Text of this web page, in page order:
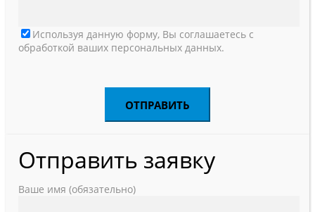
Используя данную форму, Вы соглашаетесь с
обработкой ваших персональных данных.
Отправить заявку
Ваше имя (обязательно)